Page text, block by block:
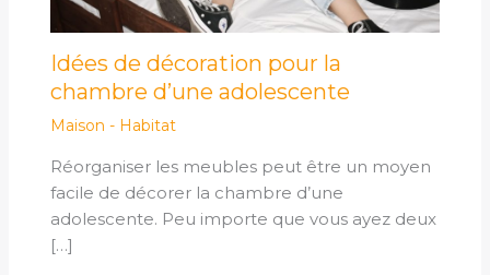
Idées de décoration pour la
chambre d’une adolescente
Maison - Habitat
Réorganiser les meubles peut être un moyen
facile de décorer la chambre d’une
adolescente. Peu importe que vous ayez deux
[…]